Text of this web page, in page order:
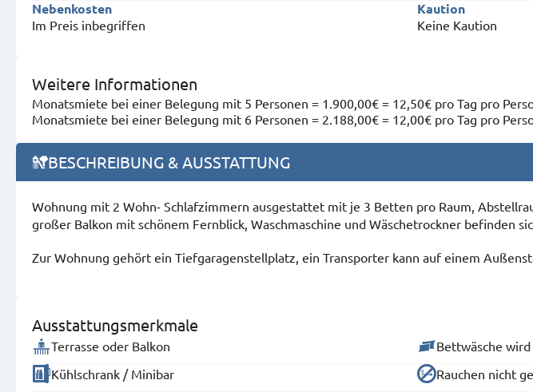
Nebenkosten
Im Preis inbegriffen
Kaution
Keine Kaution
Weitere Informationen
Monatsmiete bei einer Belegung mit 5 Personen = 1.900,00€ = 12,50€ pro Tag pro
Monatsmiete bei einer Belegung mit 6 Personen = 2.188,00€ = 12,00€ pro Tag pro
BESCHREIBUNG & AUSSTATTUNG
Wohnung mit 2 Wohn- Schlafzimmern ausgestattet mit je 3 Betten pro Raum,
großer Balkon mit schönem Fernblick, Waschmaschine und Wäschetrockner befinden
Zur Wohnung gehört ein Tiefgaragenstellplatz, ein Transporter kann auf einem
Ausstattungsmerkmale
Terrasse oder Balkon
Bettwäsche
Kühlschrank / Minibar
Rauchen nicht